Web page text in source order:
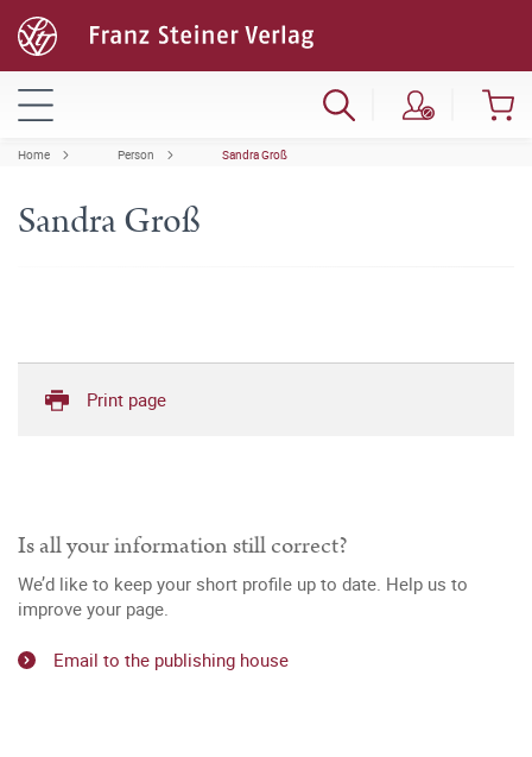
Home Person Sandra Groß
Sandra Groß
Print page
Is all your information still correct?
We’d like to keep your short profile up to date. Help us to
improve your page.
Email to the publishing house